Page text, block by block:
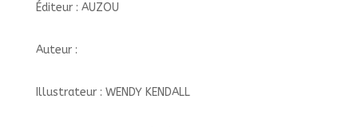
Éditeur : AUZOU
Auteur :
Illustrateur : WENDY KENDALL